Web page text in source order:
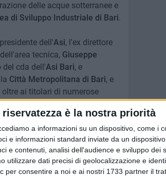
è la nostra priorità
a informazioni su un dispositivo, come i
e informazioni standard inviate da un
e contenuti, analisi dell'audience e sviluppo dei
utilizzare dati precisi di geolocalizzazione e
per consentire a noi e ai nostri 1733 partner il
delle acque sotterranee e
di Sviluppo Industriale di Bari.
dell'Asi, l'ex direttore
tecnica, Giuseppe
del cda dell'Asi Bari, e
Città Metropolitana di Bari, e
oltre ai titolari di numerose
Tribunale di Trani, Lucia
150 milioni di euro. Si tratta di
10 abusivi. L'inchiesta è partita
il capo della Procura tranese,